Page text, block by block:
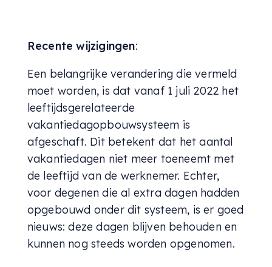
Recente wijzigingen:
Een belangrijke verandering die vermeld
moet worden, is dat vanaf 1 juli 2022 het
leeftijdsgerelateerde
vakantiedagopbouwsysteem is
afgeschaft. Dit betekent dat het aantal
vakantiedagen niet meer toeneemt met
de leeftijd van de werknemer. Echter,
voor degenen die al extra dagen hadden
opgebouwd onder dit systeem, is er goed
nieuws: deze dagen blijven behouden en
kunnen nog steeds worden opgenomen.